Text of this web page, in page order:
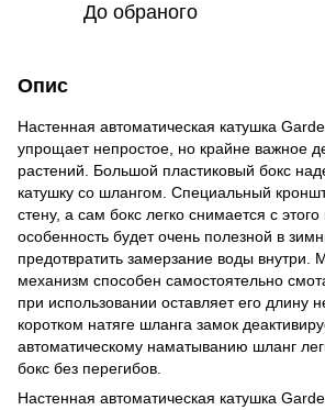
До обраного
Опис
Настенная автоматическая катушка
упрощает непростое, но крайне важное
растений. Большой пластиковый бокс
катушку со шлангом. Специальный
стену, а сам бокс легко снимается с
особенность будет очень полезной в
предотвратить замерзание воды
механизм способен самостоятельно
при использовании оставляет его длину
коротком натяге шланга замок
автоматическому наматыванию шланг
бокс без перегибов.
Настенная автоматическая катушка